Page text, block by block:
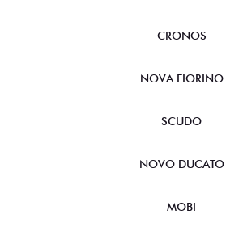
CRONOS
NOVA FIORINO
SCUDO
NOVO DUCATO
MOBI